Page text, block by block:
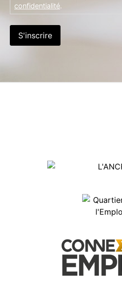
confidentialité.
S'inscrire